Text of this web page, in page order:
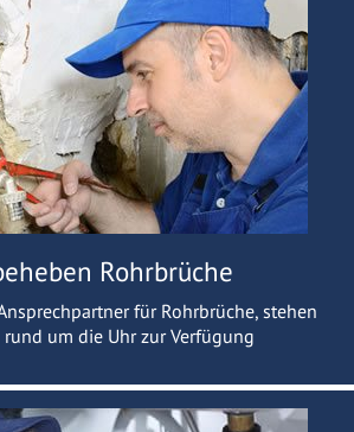
Rohrbrüche
für Rohrbrüche, stehen
um die Uhr zur Verfügung